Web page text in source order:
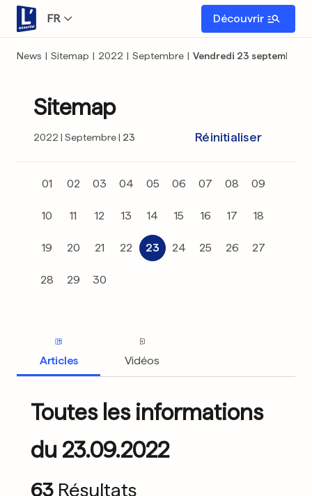
FR Découvrir
News | Sitemap | 2022 | Septembre | Vendredi 23 septembre
Sitemap
2022 Septembre 23 Réinitialiser
01 02 03 04 05 06 07 08 09
10 11 12 13 14 15 16 17 18
19 20 21 22 23 24 25 26 27
28 29 30
Articles Vidéos
Toutes les informations
du 23.09.2022
63 Résultats